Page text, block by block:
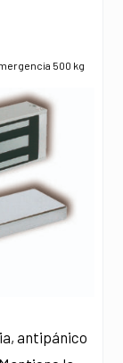
500 kg
antipánico